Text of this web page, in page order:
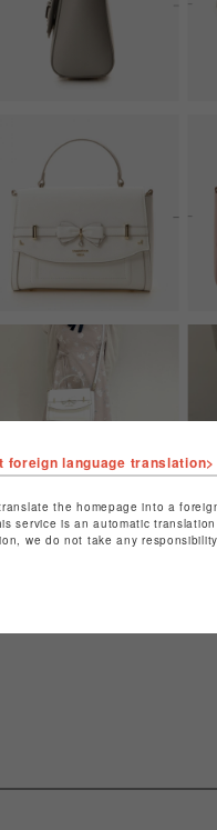
foreign language translation>
the homepage into a
service is an automatic
we do not take any